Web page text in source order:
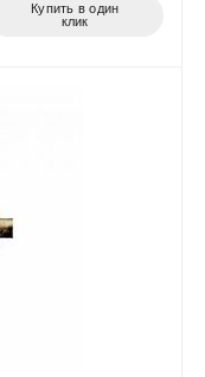
Купить в один
клик